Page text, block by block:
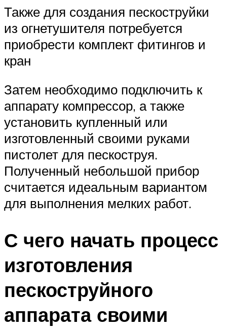
Также для создания пескоструйки
из огнетушителя потребуется
приобрести комплект фитингов и
кран
Затем необходимо подключить к
аппарату компрессор, а также
установить купленный или
изготовленный своими руками
пистолет для пескоструя.
Полученный небольшой прибор
считается идеальным вариантом
для выполнения мелких работ.
С чего начать процесс
изготовления
пескоструйного
аппарата своими